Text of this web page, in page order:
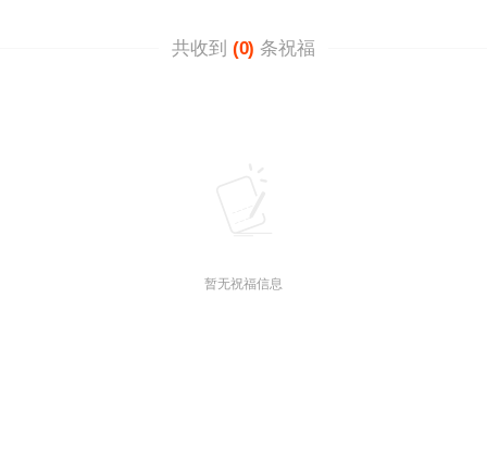
共收到 (0) 条祝福
暂无祝福信息